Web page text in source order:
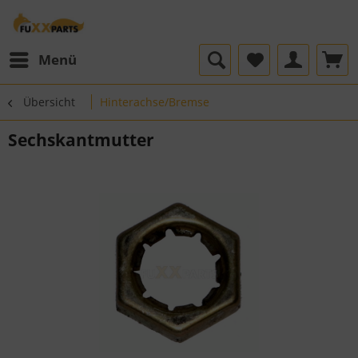
Menü
Übersicht Hinterachse/Bremse
Sechskantmutter